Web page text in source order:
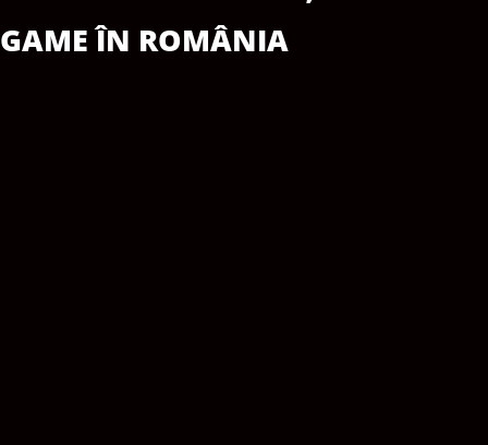
GAME ÎN ROMÂNIA